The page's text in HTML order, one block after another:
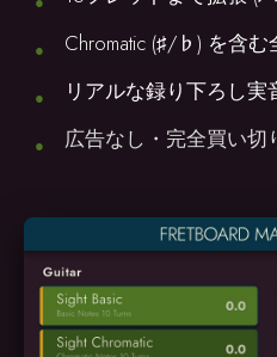
Chromatic (♯/♭) を含
リアルな録り下ろし実
広告なし・完全買い切